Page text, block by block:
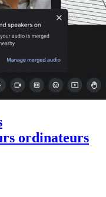
ordinateurs